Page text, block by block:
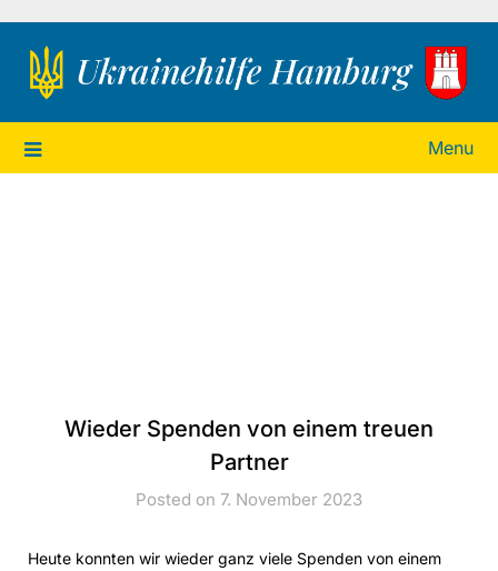
Ukrainehilfe Hamburg
Menu
Wieder Spenden von einem treuen
Partner
Posted on 7. November 2023
Heute konnten wir wieder ganz viele Spenden von einem